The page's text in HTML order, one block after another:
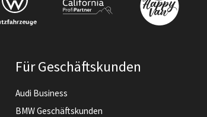
Für Geschäftskunden
Audi Business
BMW Geschäftskunden